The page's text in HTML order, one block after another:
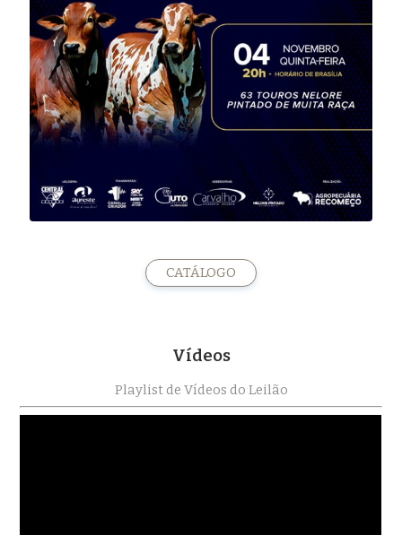
CATÁLOGO
Vídeos
Playlist de Vídeos do Leilão